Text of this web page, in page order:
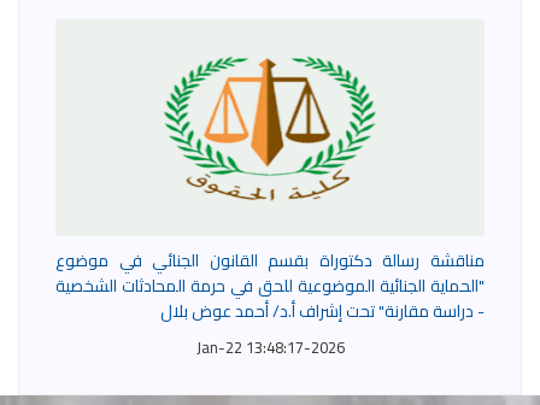
مناقشة رسالة دكتوراة بقسم القانون الجنائي في موضوع
"الحماية الجنائية الموضوعية للحق في حرمة المحادثات الشخصية
- دراسة مقارنة" تحت إشراف أ.د/ أحمد عوض بلال
2026-Jan-22 13:48:17